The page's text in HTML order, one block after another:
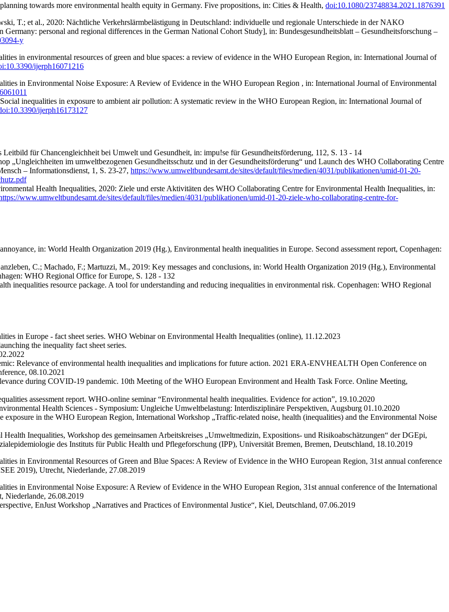
towards more environmental health equity in Germany. Five propositions, in: Cities & Health, doi:10.1080/23748834.2021.1876391
T.; et al., 2020: Nächtliche Verkehrslärmbelästigung in Deutschland: individuelle und regionale Unterschiede in der NAKO
personal and regional differences in the German National Cohort Study], in: Bundesgesundheitsblatt – Gesundheitsforschung –
y
in environmental resources of green and blue spaces: a review of evidence in the WHO European Region, in: International Journal of
ijerph16071216
in Environmental Noise Exposure: A Review of Evidence in the WHO European Region , in: International Journal of Environmental
inequalities in exposure to ambient air pollution: A systematic review in the WHO European Region, in: International Journal of
ijerph16173127
für Chancen­gleichheit bei Umwelt und Gesundheit, in: impu!se für Gesundheitsförderung, 112, S. 13 - 14
„Ungleichheiten im umweltbezogenen Gesundheitsschutz und in der Gesundheitsförderung“ und Launch des WHO Collaborating Centre
– Informationsdienst, 1, S. 23-27, https://www.umweltbundesamt.de/sites/default/files/medien/4031/publikationen/umid-01-20-
Health Inequalities, 2020: Ziele und erste Aktivitäten des WHO Collaborating Centre for Environmental Health Inequalities, in:
www.umweltbundesamt.de/sites/default/files/medien/4031/publikationen/umid-01-20-ziele-who-collaborating-centre-for-
in: World Health Organization 2019 (Hg.), Environmental health inequalities in Europe. Second assessment report, Copenhagen:
C.; Machado, F.; Martuzzi, M., 2019: Key messages and conclusions, in: World Health Organization 2019 (Hg.), Environmental
WHO Regional Office for Europe, S. 128 - 132
inequalities resource package. A tool for understanding and reducing inequalities in environmental risk. Copenhagen: WHO Regional
in Europe - fact sheet series. WHO Webinar on Environmental Health Inequalities (online), 11.12.2023
the inequality fact sheet series.
Relevance of environmental health inequalities and implications for future action. 2021 ERA-ENVHEALTH Open Conference on
08.10.2021
during COVID-19 pandemic. 10th Meeting of the WHO European Environment and Health Task Force. Online Meeting,
assessment report. WHO-online seminar “Environmental health inequalities. Evidence for action”, 19.10.2020
Health Sciences - Symposium: Ungleiche Umweltbelastung: Interdisziplinäre Perspektiven, Augsburg 01.10.2020
in the WHO European Region, International Workshop „Traffic-related noise, health (inequalities) and the Environmental Noise
Inequalities, Workshop des gemeinsamen Arbeitskreises „Umweltmedizin, Expositions‐ und Risikoabschätzungen“ der DGEpi,
des Instituts für Public Health und Pflegeforschung (IPP), Universität Bremen, Bremen, Deutschland, 18.10.2019
in Environmental Resources of Green and Blue Spaces: A Review of Evidence in the WHO European Region, 31st annual conference
2019), Utrecht, Niederlande, 27.08.2019
in Environmental Noise Exposure: A Review of Evidence in the WHO European Region, 31st annual conference of the International
Niederlande, 26.08.2019
EnJust Workshop „Narratives and Practices of Environmental Justice“, Kiel, Deutschland, 07.06.2019